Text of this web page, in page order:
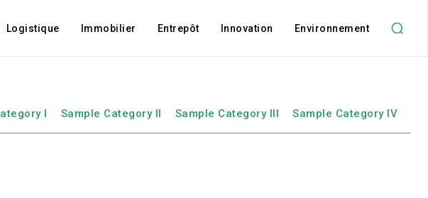
Logistique Immobilier Entrepôt Innovation Environnement
I Sample Category II Sample Category III Sample Category IV